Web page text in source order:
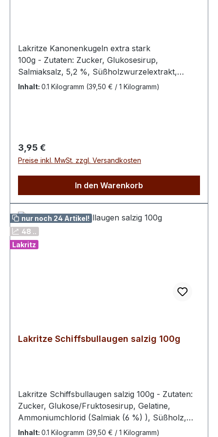
Lakritze Kanonenkugeln extra stark
100g - Zutaten: Zucker, Glukosesirup,
Salmiaksalz, 5,2 %, Süßholzwurzelextrakt,
Aroma, Farbstoff (E153)-Erwachsenenlakritz -
Inhalt: 0.1 Kilogramm (39,50 € / 1 Kilogramm)
Regulärer Preis:
3,95 €
Preise inkl. MwSt. zzgl. Versandkosten
In den Warenkorb
nur noch 24 Artikel!
48 ..
Lakritz
Lakritze Schiffsbullaugen salzig 100g
Lakritze Schiffsbullaugen salzig 100g - Zutaten:
Zucker, Glukose/Fruktosesirup, Gelatine,
Ammoniumchlorid (Salmiak (6 %) ), Süßholz,
Aromen, Farbstoff E 153 – Extra stark,
Inhalt: 0.1 Kilogramm (39,50 € / 1 Kilogramm)